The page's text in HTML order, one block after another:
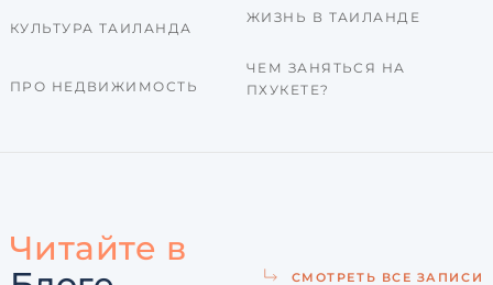
КУЛЬТУРА ТАИЛАНДА
ПРО НЕДВИЖИМОСТЬ
ЖИЗНЬ В ТАИЛАНДЕ
ЧЕМ ЗАНЯТЬСЯ НА
ПХУКЕТЕ?
Читайте в
СМОТРЕТЬ ВСЕ ЗАПИСИ